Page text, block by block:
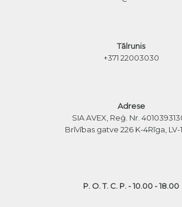
Tālrunis
+371 22003030
Adrese
SIA AVEX, Reģ. Nr.
Brīvības gatve 226 K-4Rīga, LV-
P. O. T. C. P. - 10.00 - 18.00